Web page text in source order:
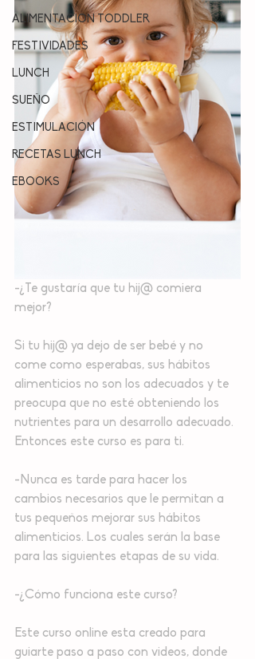
ALIMENTACION TODDLER
FESTIVIDADES
LUNCH
SUEÑO
ESTIMULACIÓN
RECETAS LUNCH
EBOOKS
-¿Te gustaría que tu hij@ comiera
mejor?⁣⁣
Si tu hij@ ya dejo de ser bebé y no
come como esperabas, sus hábitos
alimenticios ⁣⁣no son los adecuados y te
preocupa que no esté obteniendo los
nutrientes para un desarrollo adecuado.
Entonces este curso es para ti.
-Nunca es tarde para hacer los
cambios necesarios que le permitan a
tus pequeños mejorar sus hábitos
alimenticios. Los cuales serán la base
para las siguientes etapas de su vida.
-¿Cómo funciona este curso?⁣⁣
Este curso online esta creado para
guiarte paso a paso con videos, donde